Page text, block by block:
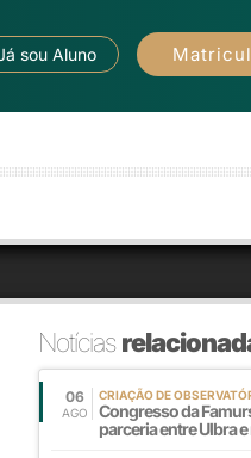
sou Aluno
Notícias
06
AGO
CRIAÇÃO DE
Congresso da
parceria entre Ulbra